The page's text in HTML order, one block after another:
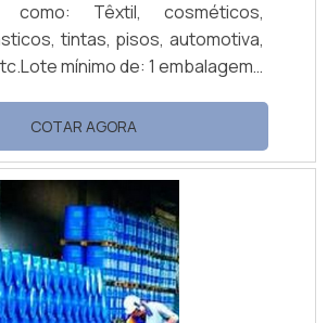
como: Têxtil, cosméticos,
tintas, pisos, automotiva,
mínimo de: 1 embalagem -
da empresa de ensaio de
UV e umidade, capaz de
através da
a irradiação UVA e UVB
controlada, além dos ciclos
o desgaste natural pela
da natureza. É
CONHECER OS EFE.
COTAR AGORA